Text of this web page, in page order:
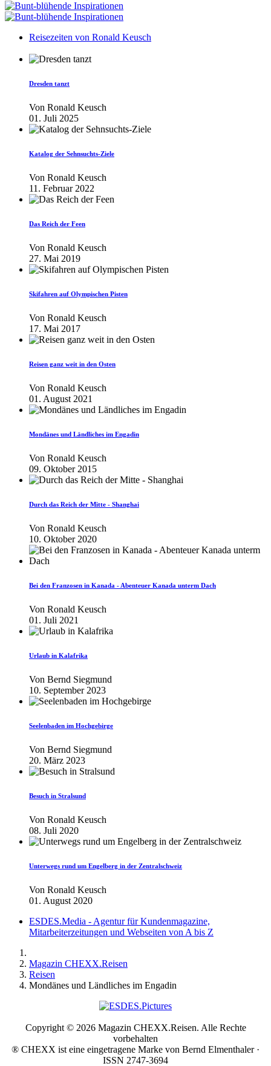
Reisezeiten von Ronald Keusch
Dresden tanzt
Von Ronald Keusch
01. Juli 2025
Katalog der Sehnsuchts-Ziele
Von Ronald Keusch
11. Februar 2022
Das Reich der Feen
Von Ronald Keusch
27. Mai 2019
Skifahren auf Olympischen Pisten
Von Ronald Keusch
17. Mai 2017
Reisen ganz weit in den Osten
Von Ronald Keusch
01. August 2021
Mondänes und Ländliches im Engadin
Von Ronald Keusch
09. Oktober 2015
Durch das Reich der Mitte - Shanghai
Von Ronald Keusch
10. Oktober 2020
Bei den Franzosen in Kanada - Abenteuer Kanada unterm Dach
Von Ronald Keusch
01. Juli 2021
Urlaub in Kalafrika
Von Bernd Siegmund
10. September 2023
Seelenbaden im Hochgebirge
Von Bernd Siegmund
20. März 2023
Besuch in Stralsund
Von Ronald Keusch
08. Juli 2020
Unterwegs rund um Engelberg in der Zentralschweiz
Von Ronald Keusch
01. August 2020
ESDES.Media - Agentur für Kundenmagazine,
Mitarbeiterzeitungen und Webseiten von A bis Z
Magazin CHEXX.Reisen
Reisen
Mondänes und Ländliches im Engadin
Copyright © 2026 Magazin CHEXX.Reisen. Alle Rechte
vorbehalten
® CHEXX ist eine eingetragene Marke von Bernd Elmenthaler ·
ISSN 2747-3694